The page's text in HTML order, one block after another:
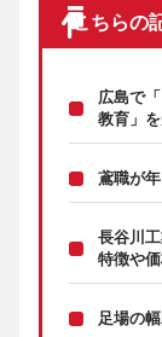
こちらの
広島で
教育」
鳶職が
長谷川
特徴や
足場の